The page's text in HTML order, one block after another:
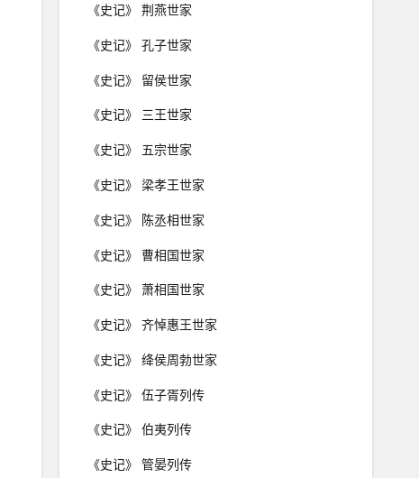
《史记》 荆燕世家
《史记》 孔子世家
《史记》 留侯世家
《史记》 三王世家
《史记》 五宗世家
《史记》 梁孝王世家
《史记》 陈丞相世家
《史记》 曹相国世家
《史记》 萧相国世家
《史记》 齐悼惠王世家
《史记》 绛侯周勃世家
《史记》 伍子胥列传
《史记》 伯夷列传
《史记》 管晏列传